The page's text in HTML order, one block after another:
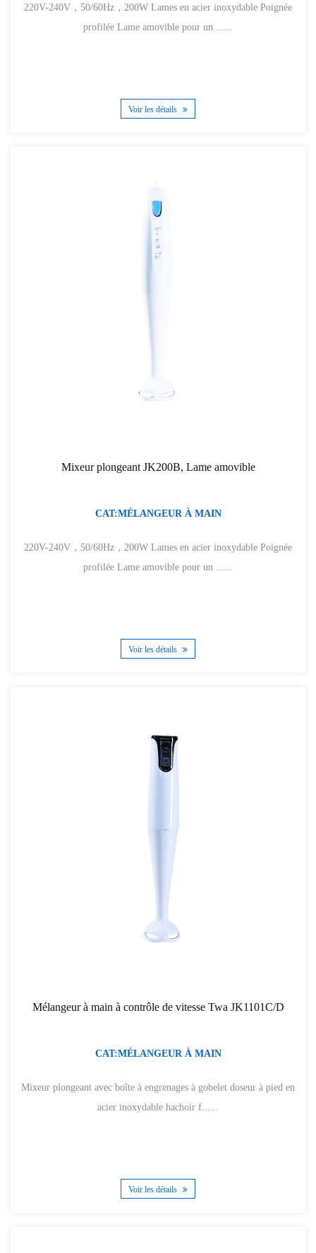
220V-240V，50/60Hz，200W Lames en acier inoxydable Poignée
profilée Lame amovible pour un ......
Voir les détails
Mixeur plongeant JK200B, Lame amovible
CAT:MÉLANGEUR À MAIN
220V-240V，50/60Hz，200W Lames en acier inoxydable Poignée
profilée Lame amovible pour un ......
Voir les détails
Mélangeur à main à contrôle de vitesse Twa JK1101C/D
CAT:MÉLANGEUR À MAIN
Mixeur plongeant avec boîte à engrenages à gobelet doseur à pied en
acier inoxydable hachoir f......
Voir les détails